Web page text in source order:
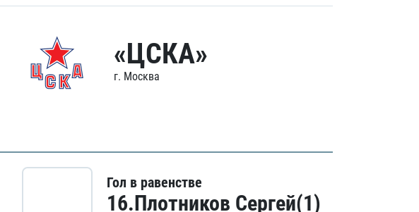
«ЦСКА»
г. Москва
Гол в равенстве
16.Плотников Сергей(1)